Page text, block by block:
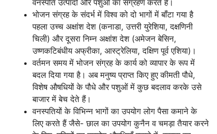
वनस्पति उत्पादों और पशुओं का संग्रहण करते हैं।
भोजन संग्रह के संदर्भ में विश्व को दो भागों में बाँटा गया है
पहला उच्च अक्षांश देश (कनाडा, उत्तरी युरेशिया, दक्षणिनी
चिली) और दूसरा निम्न अक्षांश देश (अमेजन बेसिन,
उष्णकटिबंधीय अफ्रीका, आस्ट्रेलिया, दक्षिण पूर्व एशिया)।
वर्तमन समय में भोजन संग्रह के कार्य को व्यापार के रूप में
बदल दिया गया है। अब मनुष्य प्राप्त किए हुए कीमती पौधे,
विशेष औषधियों के पौधे और पशुओं में कुछ बदलाव करके उसे
बाजार में बेच देते हैं।
वनस्पतियों के विभिन्न भागों का उपयोग लोग पैसा कमाने के
लिए करते हैं जैसे- छाल का उपयोग कुनैन व चमड़ा तैयार करने